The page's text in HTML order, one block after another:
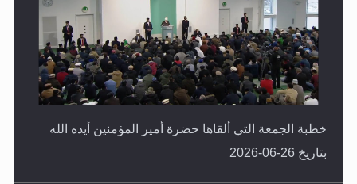
خطبة الجمعة التي ألقاها حضرة أمير المؤمنين أيده الله
بتاريخ 26-06-2026